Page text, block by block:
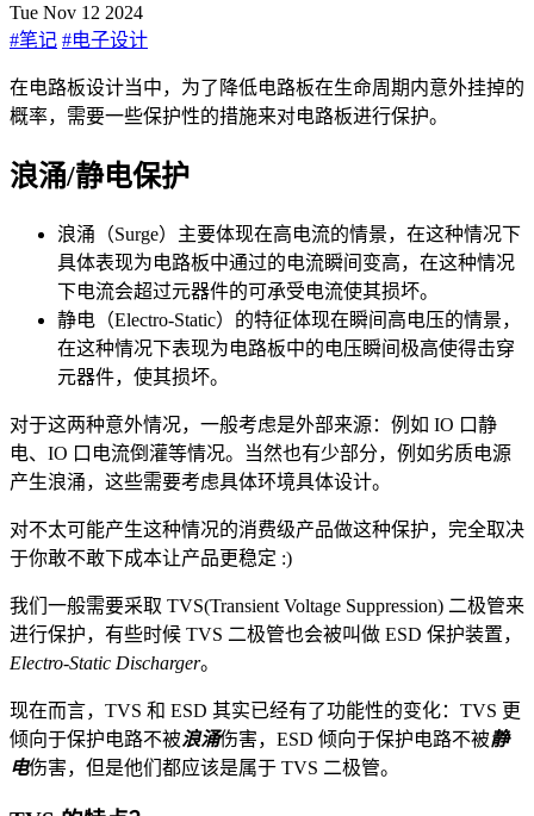
Tue Nov 12 2024
#笔记 #电子设计
在电路板设计当中，为了降低电路板在生命周期内意外挂掉的
概率，需要一些保护性的措施来对电路板进行保护。
浪涌/静电保护
浪涌（Surge）主要体现在高电流的情景，在这种情况下
具体表现为电路板中通过的电流瞬间变高，在这种情况
下电流会超过元器件的可承受电流使其损坏。
静电（Electro-Static）的特征体现在瞬间高电压的情景，
在这种情况下表现为电路板中的电压瞬间极高使得击穿
元器件，使其损坏。
对于这两种意外情况，一般考虑是外部来源：例如 IO 口静
电、IO 口电流倒灌等情况。当然也有少部分，例如劣质电源
产生浪涌，这些需要考虑具体环境具体设计。
对不太可能产生这种情况的消费级产品做这种保护，完全取决
于你敢不敢下成本让产品更稳定 :)
我们一般需要采取 TVS(Transient Voltage Suppression) 二极管来
进行保护，有些时候 TVS 二极管也会被叫做 ESD 保护装置，
Electro-Static Discharger。
现在而言，TVS 和 ESD 其实已经有了功能性的变化：TVS 更
倾向于保护电路不被浪涌伤害，ESD 倾向于保护电路不被静
电伤害，但是他们都应该是属于 TVS 二极管。